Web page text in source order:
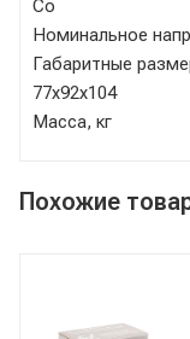
Со -
Номинальное
77х92х104
Похожие